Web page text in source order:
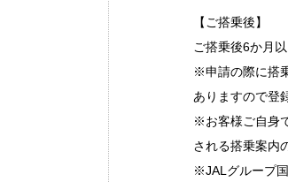
【ご搭乗後】
ご搭乗後6か月
※申請の際に搭
ありますので登
※お客様ご自身
される搭乗案内
※JALグループ